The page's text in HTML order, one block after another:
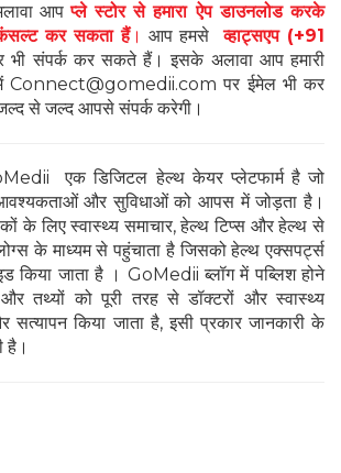
आप प्ले स्टोर से हमारा ऐप डाउनलोड करके
कर सकता हैं। आप हमसेव्हाट्सएप(+91
भी संपर्क कर सकते हैं। इसके अलावा आप हमारी
Connect@gomedii.com पर ईमेल भी कर
से जल्द आपसे संपर्क करेगी।
एक डिजिटल हेल्थ केयर प्लेटफार्म है जो
और सुविधाओं को आपस में जोड़ता है।
के लिए स्वास्थ्य समाचार, हेल्थ टिप्स और हेल्थ से
के माध्यम से पहुंचाता है जिसको हेल्थ एक्सपर्ट्स
किया जाता है । GoMedii ब्लॉग में पब्लिश होने
तथ्यों को पूरी तरह से डॉक्टरों और स्वास्थ्य
सत्यापन किया जाता है, इसी प्रकार जानकारी के
है।